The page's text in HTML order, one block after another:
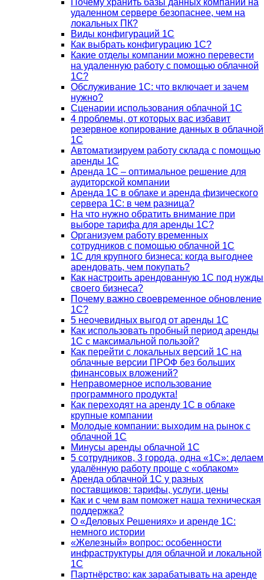
Почему хранить базы данных компании на
удаленном сервере безопаснее, чем на
локальных ПК?
Виды конфигураций 1С
Как выбрать конфигурацию 1С?
Какие отделы компании можно перевести
на удаленную работу с помощью облачной
1С?
Обслуживание 1С: что включает и зачем
нужно?
Сценарии использования облачной 1С
4 проблемы, от которых вас избавит
резервное копирование данных в облачной
1С
Автоматизируем работу склада с помощью
аренды 1С
Аренда 1С – оптимальное решение для
аудиторской компании
Аренда 1С в облаке и аренда физического
сервера 1С: в чем разница?
На что нужно обратить внимание при
выборе тарифа для аренды 1С?
Организуем работу временных
сотрудников с помощью облачной 1С
1С для крупного бизнеса: когда выгоднее
арендовать, чем покупать?
Как настроить арендованную 1С под нужды
своего бизнеса?
Почему важно своевременное обновление
1С?
5 неочевидных выгод от аренды 1С
Как использовать пробный период аренды
1С с максимальной пользой?
Как перейти с локальных версий 1С на
облачные версии ПРОФ без больших
финансовых вложений?
Неправомерное использование
программного продукта!
Как переходят на аренду 1С в облаке
крупные компании
Молодые компании: выходим на рынок с
облачной 1С
Минусы аренды облачной 1С
5 сотрудников, 3 города, одна «1С»: делаем
удалённую работу проще с «облаком»
Аренда облачной 1С у разных
поставщиков: тарифы, услуги, цены
Как и с чем вам поможет наша техническая
поддержка?
О «Деловых Решениях» и аренде 1С:
немного истории
«Железный» вопрос: особенности
инфраструктуры для облачной и локальной
1С
Партнёрство: как зарабатывать на аренде